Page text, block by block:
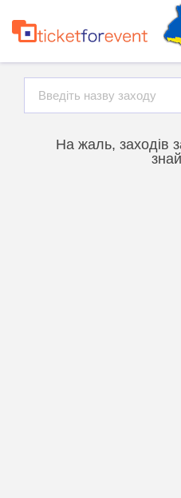
На жаль, заходів